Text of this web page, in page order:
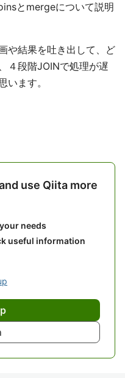
とmergeについて説明
や結果を吐き出して、ど
４段階JOINで処理が遅
います。
use Qiita more
needs
useful information